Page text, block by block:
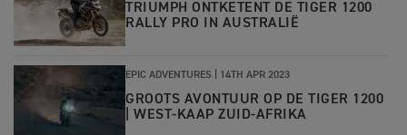
TRIUMPH ONTKETENT DE TIGER 1200
RALLY PRO IN AUSTRALIË
EPIC ADVENTURES | 14TH APR 2023
GROOTS AVONTUUR OP DE TIGER 1200
| WEST-KAAP ZUID-AFRIKA